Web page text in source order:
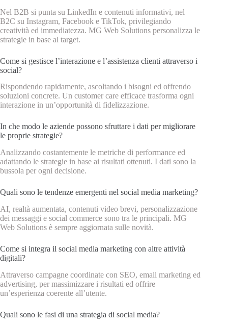
Nel B2B si punta su LinkedIn e contenuti informativi, nel
B2C su Instagram, Facebook e TikTok, privilegiando
creatività ed immediatezza. MG Web Solutions personalizza le
strategie in base al target.
Come si gestisce l’interazione e l’assistenza clienti attraverso i
social?
Rispondendo rapidamente, ascoltando i bisogni ed offrendo
soluzioni concrete. Un customer care efficace trasforma ogni
interazione in un’opportunità di fidelizzazione.
In che modo le aziende possono sfruttare i dati per migliorare
le proprie strategie?
Analizzando costantemente le metriche di performance ed
adattando le strategie in base ai risultati ottenuti. I dati sono la
bussola per ogni decisione.
Quali sono le tendenze emergenti nel social media marketing?
AI, realtà aumentata, contenuti video brevi, personalizzazione
dei messaggi e social commerce sono tra le principali. MG
Web Solutions è sempre aggiornata sulle novità.
Come si integra il social media marketing con altre attività
digitali?
Attraverso campagne coordinate con SEO, email marketing ed
advertising, per massimizzare i risultati ed offrire
un’esperienza coerente all’utente.
Quali sono le fasi di una strategia di social media?